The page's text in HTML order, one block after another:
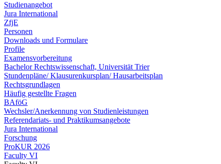
Studienangebot
Jura International
ZfjE
Personen
Downloads und Formulare
Profile
Examensvorbereitung
Bachelor Rechtswissenschaft, Universität Trier
Stundenpläne/ Klausurenkursplan/ Hausarbeitsplan
Rechtsgrundlagen
Häufig gestellte Fragen
BAföG
Wechsler/Anerkennung von Studienleistungen
Referendariats- und Praktikumsangebote
Jura International
Forschung
ProKUR 2026
Faculty VI